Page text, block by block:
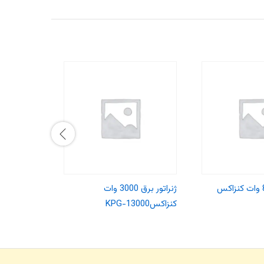
ژنراتور برق 800 وات کنزاکس
ژنراتور برق 3000 وات
کنزاکسKPG-13000